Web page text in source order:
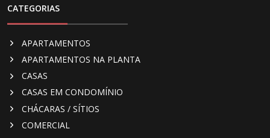
CATEGORIAS
APARTAMENTOS
APARTAMENTOS NA PLANTA
CASAS
CASAS EM CONDOMÍNIO
CHÁCARAS / SÍTIOS
COMERCIAL